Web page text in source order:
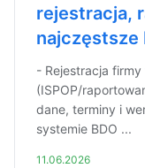
rejestracja,
najczęstsze
- Rejestracja
(ISPOP/
dane, terminy i
systemie BDO ...
11.06.2026